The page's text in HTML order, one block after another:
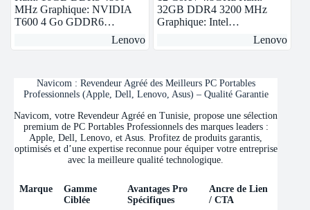
MHz Graphique: NVIDIA
T600 4 Go GDDR6…
Lenovo
32GB DDR4 3200 MHz
Graphique: Intel…
Lenovo
Navicom : Revendeur Agréé des Meilleurs PC Portables
Professionnels (Apple, Dell, Lenovo, Asus) – Qualité Garantie
Navicom, votre Revendeur Agréé en Tunisie, propose une sélection
premium de PC Portables Professionnels des marques leaders :
Apple, Dell, Lenovo, et Asus. Profitez de produits garantis,
optimisés et d’une expertise reconnue pour équiper votre entreprise
avec la meilleure qualité technologique.
Marque
Gamme
Ciblée
Avantages Pro
Spécifiques
Ancre de Lien
/ CTA